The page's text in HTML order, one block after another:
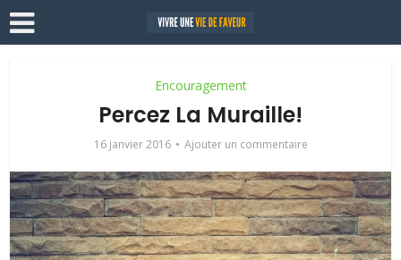
Encouragement
Percez La Muraille!
16 janvier 2016 Ajouter un commentaire